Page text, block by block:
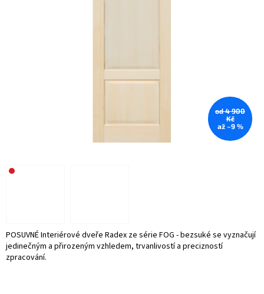
od 4 900
Kč
až –9 %
POSUVNÉ Interiérové dveře Radex ze série FOG - bezsuké se vyznačují
jedinečným a přirozeným vzhledem, trvanlivostí a precizností
zpracování.